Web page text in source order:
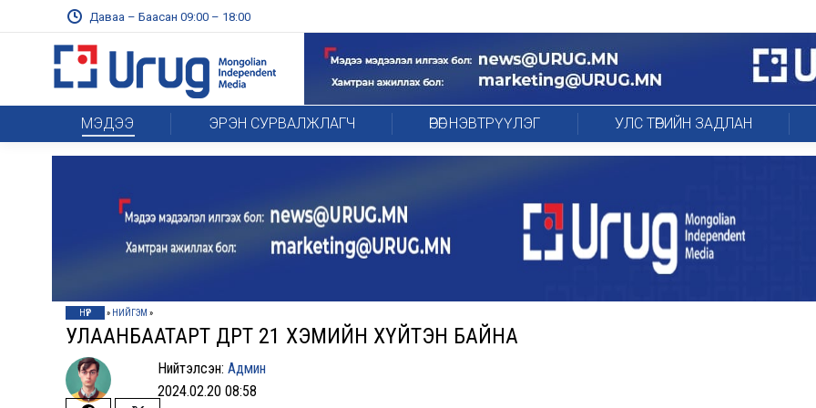
Даваа – Баасан 09:00 – 18:00
МЭДЭЭ ЭРЭН СУРВАЛЖЛАГЧ ӨРӨГ НЭВТРҮҮЛЭГ УЛС ТӨРИЙН ЗАДЛАН
НҮҮР » НИЙГЭМ »
УЛААНБААТАРТ ӨДӨРТӨӨ 21 ХЭМИЙН ХҮЙТЭН БАЙНА
Нийтэлсэн:Админ
2024.02.20 08:58